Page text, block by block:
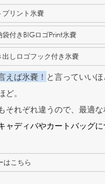
プリント氷嚢
付きBIGロゴPrint氷嚢
しロゴフック付き氷嚢
えば氷嚢！ と言っていい
。
それぞれ違うので、最適
ャディバやカートバッグ
はこちら